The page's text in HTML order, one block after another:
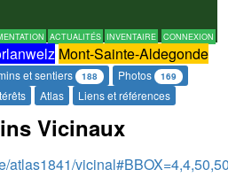
ACTUALITÉS INVENTAIRE CONNEXION
Mont-Sainte-Aldegonde
et sentiers 188 Photos 169
Atlas Liens et références
Vicinaux
atlas1841/